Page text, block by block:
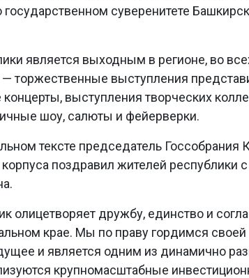
государственном суверенитете
является выходным в регионе, во
торжественные выступления
выступления творческих
шоу, салюты и фейерверки.
тексте председатель Госсобрания
корпуса поздравил жителей
олицетворяет дружбу, единство и
крае. Мы по праву гордимся
и является одним из динамично
крупномасштабные